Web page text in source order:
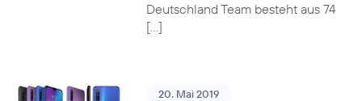
Deutschland Team besteht aus 74
[…]
20. Mai 2019